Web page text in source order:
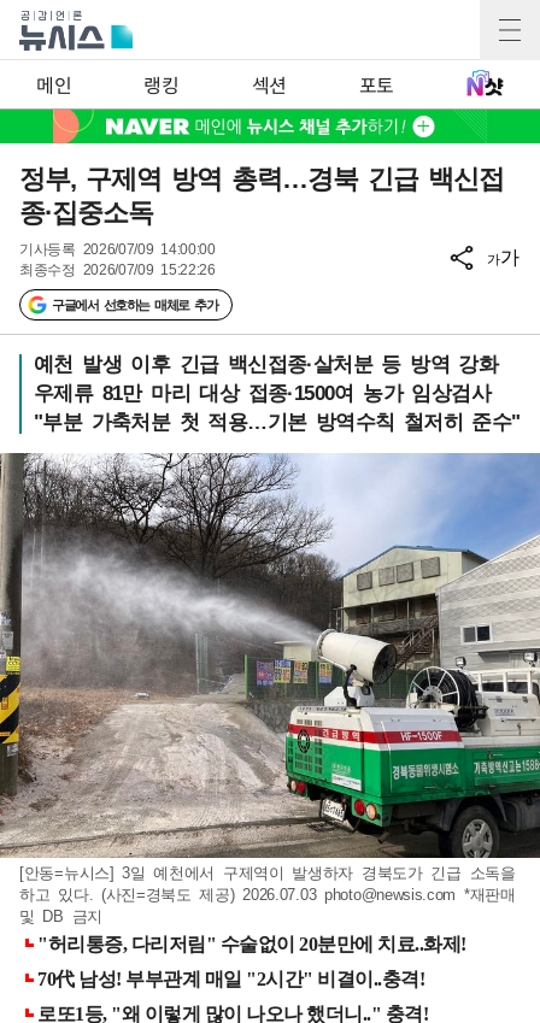
메인 랭킹 섹션 포토
정부, 구제역 방역 총력…경북 긴급 백신접
종·집중소독
기사등록 2026/07/09 14:00:00
최종수정 2026/07/09 15:22:26
구글에서 선호하는 매체로 추가
가가
예천 발생 이후 긴급 백신접종·살처분 등 방역 강화
우제류 81만 마리 대상 접종·1500여 농가 임상검사
"부분 가축처분 첫 적용…기본 방역수칙 철저히 준수"
[안동=뉴시스] 3일 예천에서 구제역이 발생하자 경북도가 긴급 소독을
하고 있다. (사진=경북도 제공) 2026.07.03 photo@newsis.com *재판매
및 DB 금지